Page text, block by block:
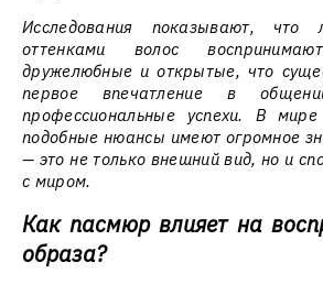
Исследования показывают,
оттенками волос
дружелюбные и открытые, что
первое впечатление в
профессиональные успехи. В
подобные нюансы имеют огромное
— это не только внешний вид, но и
с миром.
Как пасмюр влияет на
образа?